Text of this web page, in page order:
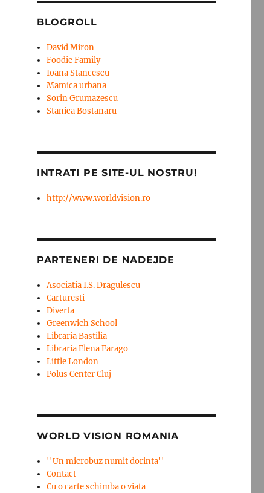
BLOGROLL
David Miron
Foodie Family
Ioana Stancescu
Mamica urbana
Sorin Grumazescu
Stanica Bostanaru
INTRATI PE SITE-UL NOSTRU!
http://www.worldvision.ro
PARTENERI DE NADEJDE
Asociatia I.S. Dragulescu
Carturesti
Diverta
Greenwich School
Libraria Bastilia
Libraria Elena Farago
Little London
Polus Center Cluj
WORLD VISION ROMANIA
''Un microbuz numit dorinta''
Contact
Cu o carte schimba o viata